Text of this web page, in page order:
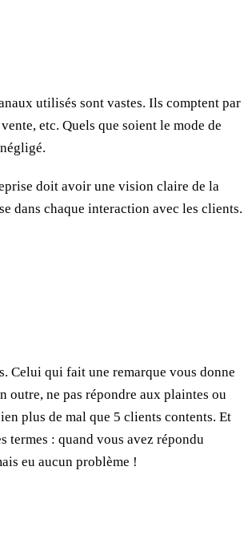
utilisés sont vastes. Ils comptent par
etc. Quels que soient le mode de
doit avoir une vision claire de la
dans chaque interaction avec les clients.
Celui qui fait une remarque vous donne
outre, ne pas répondre aux plaintes ou
plus de mal que 5 clients contents. Et
termes : quand vous avez répondu
eu aucun problème !